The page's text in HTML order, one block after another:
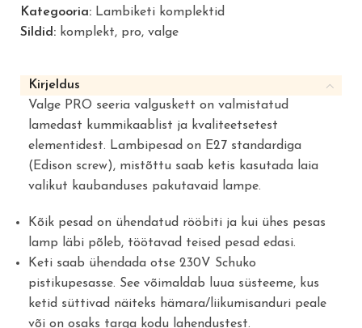
Kategooria: Lambiketi komplektid
Sildid: komplekt, pro, valge
Kirjeldus
Valge PRO seeria valguskett on valmistatud
lamedast kummikaablist ja kvaliteetsetest
elementidest. Lambipesad on E27 standardiga
(Edison screw), mistõttu saab ketis kasutada laia
valikut kaubanduses pakutavaid lampe.
Kõik pesad on ühendatud rööbiti ja kui ühes pesas
lamp läbi põleb, töötavad teised pesad edasi.
Keti saab ühendada otse 230V Schuko
pistikupesasse. See võimaldab luua süsteeme, kus
ketid süttivad näiteks hämara/liikumisanduri peale
või on osaks targa kodu lahendustest.